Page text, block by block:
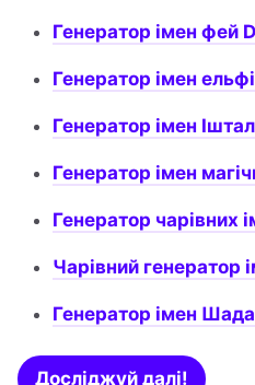
Генератор імен фей
Генератор імен
Генератор імен
Генератор імен
Генератор чарівних
Чарівний генератор
Генератор імен
Досліджуй далі!